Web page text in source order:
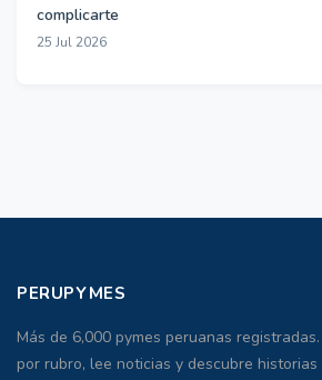
complicarte
25 Jul 2026
PERUPYMES
Más de 6,000 pymes peruanas
por rubro, lee noticias y descubre historias